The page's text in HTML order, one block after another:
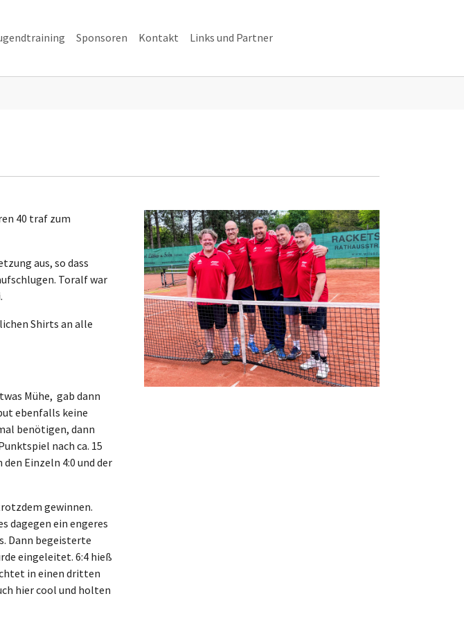
for "Mannschaften"
Sponsoren Kontakt Links und Partner
40 traf zum
aus, so dass
Toralf war
Shirts an alle
Mühe, gab dann
ebenfalls keine
benötigen, dann
nach ca. 15
Einzeln 4:0 und der
gewinnen.
dagegen ein engeres
Dann begeisterte
eingeleitet. 6:4 hieß
in einen dritten
hier cool und holten